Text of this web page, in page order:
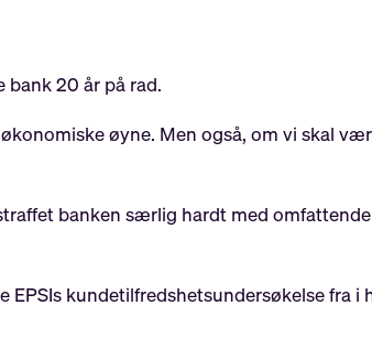
bank 20 år på rad.
øyne. Men også, om vi skal
banken særlig hardt med
kundetilfredshetsundersøkelse fra i